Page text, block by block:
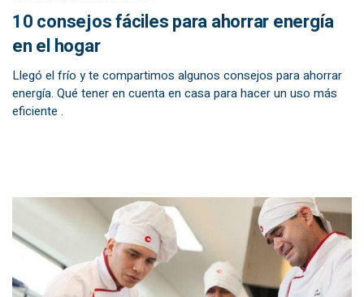
10 consejos fáciles para ahorrar energía
en el hogar
Llegó el frío y te compartimos algunos consejos para ahorrar
energía. Qué tener en cuenta en casa para hacer un uso más
eficiente .